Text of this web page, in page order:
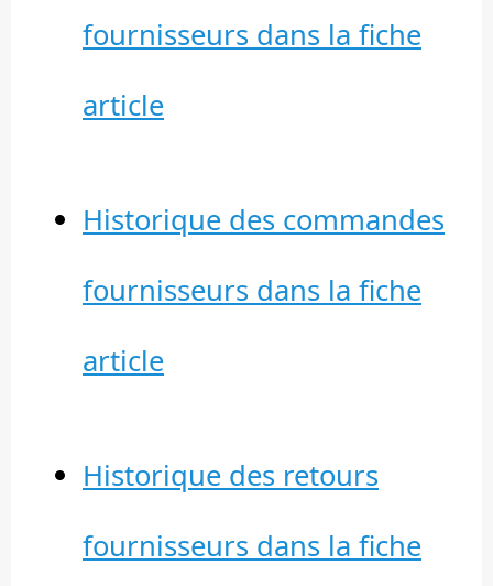
fournisseurs dans la fiche
article
Historique des commandes
fournisseurs dans la fiche
article
Historique des retours
fournisseurs dans la fiche